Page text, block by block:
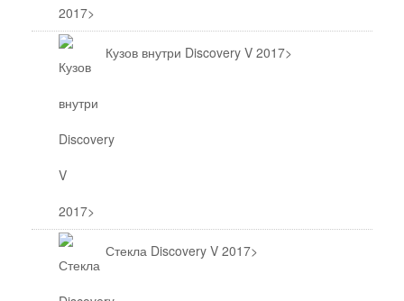
Кузов внутри Discovery V 2017>
Стекла Discovery V 2017>